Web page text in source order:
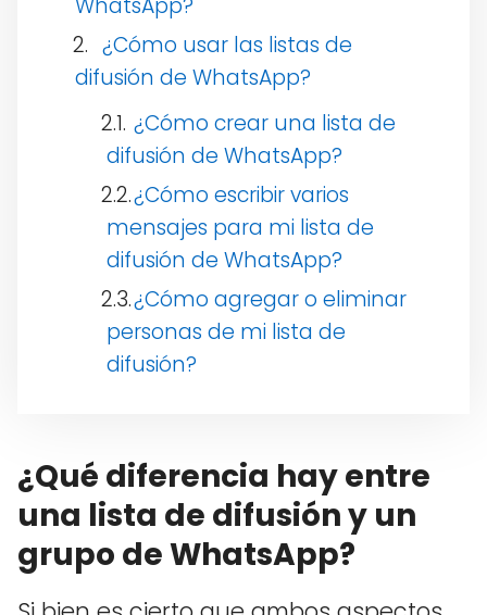
WhatsApp?
¿Cómo usar las listas de
difusión de WhatsApp?
¿Cómo crear una lista de
difusión de WhatsApp?
¿Cómo escribir varios
mensajes para mi lista de
difusión de WhatsApp?
¿Cómo agregar o eliminar
personas de mi lista de
difusión?
¿Qué diferencia hay entre
una lista de difusión y un
grupo de WhatsApp?